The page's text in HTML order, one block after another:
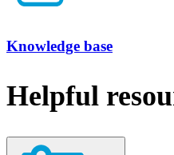
Knowledge base
Helpful